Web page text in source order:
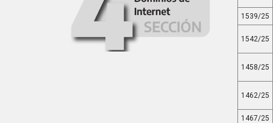
1539/25
1542/25
1458/25
1462/25
1467/25